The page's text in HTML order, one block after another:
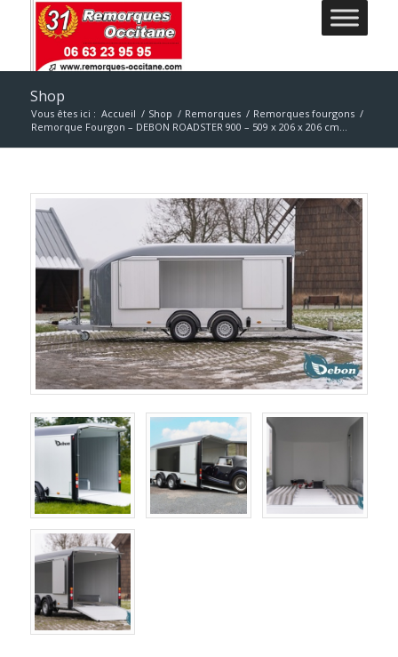
Shop
Vous êtes ici : Accueil / Shop / Remorques / Remorques fourgons /
Remorque Fourgon – DEBON ROADSTER 900 – 509 x 206 x 206 cm...